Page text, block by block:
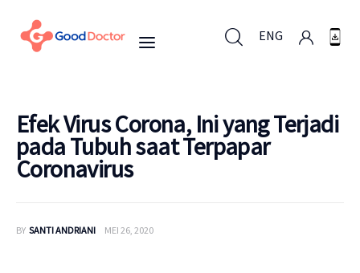
ENG
ENG
Untuk Bisnis
Efek Virus Corona, Ini yang Terjadi
pada Tubuh saat Terpapar
Coronavirus
BY SANTI ANDRIANI MEI 26, 2020